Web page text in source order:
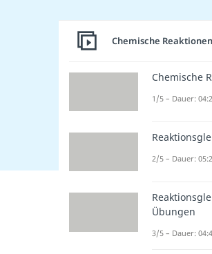
Chemische Reaktionen
Chemische
1/5 – Dauer:
2/5 – Dauer:
Übungen
3/5 – Dauer: